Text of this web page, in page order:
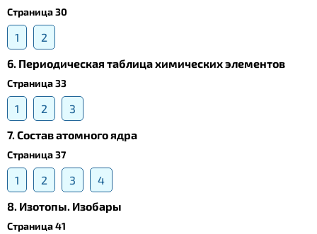
Страница 30
1
2
6. Периодическая таблица химических элементов
Страница 33
1 2
3
7. Состав атомного ядра
Страница 37
1 2 3
4
8. Изотопы. Изобары
Страница 41